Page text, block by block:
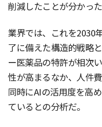
削減したことが分かった
業界では、これを2030
了に備えた構造的戦略
ー医薬品の特許が相次
性が高まるなか、人件
同時にAIの活用度を高
ているとの分析だ。